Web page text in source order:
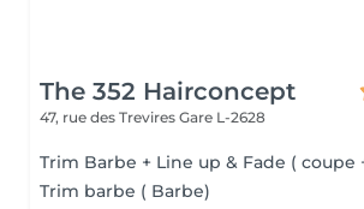
The 352 Hairconcept
47, rue des Trevires Gare L-2628
Trim Barbe + Line up & Fade ( coupe
Trim barbe ( Barbe)